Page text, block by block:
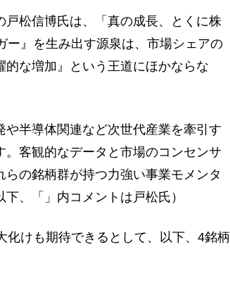
松信博氏は、「真の成長、とくに株
ー』を生み出す源泉は、市場シェアの
な増加』という王道にほかならな
や半導体関連など次世代産業を牽引す
客観的なデータと市場のコンセンサ
の銘柄群が持つ力強い事業モメンタ
、「」内コメントは戸松氏）
けも期待できるとして、以下、4銘柄